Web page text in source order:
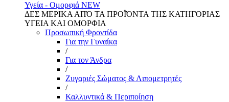
Υγεία - Ομορφιά NEW
ΔΕΣ ΜΕΡΙΚΑ ΑΠΌ ΤΑ ΠΡΟΪΌΝΤΑ ΤΗΣ ΚΑΤΗΓΟΡΙΑΣ
ΥΓΕΙΑ ΚΑΙ ΟΜΟΡΦΙΑ
Προσωπική Φροντίδα
Για την Γυναίκα
/
Για τον Άνδρα
/
Ζυγαριές Σώματος & Λιπομετρητές
/
Καλλυντικά & Περιποίηση